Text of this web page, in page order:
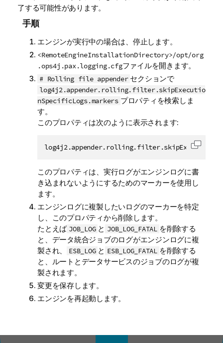
了する可能性があります。
手順
エンジンが実行中の場合は、停止します。
<RemoteEngineInstallationDirectory>/opt/org
.ops4j.pax.logging.cfgファイルを開きます。
# Rolling file appender セクションで
log4j2.appender.rolling.filter.skipExecutio
nSpecificLogs.markers プロパティを検索しま
す。
このプロパティは次のように表示されます:
コード
このプロパティは、実行ログがエンジンログに書
き込まれないようにするためのマーカーを使用し
ます。
エンジンログに複製したいログのマーカーを特定
し、このプロパティから削除します。
たとえば JOB_LOG と JOB_LOG_FATAL を削除する
と、データ統合ジョブのログがエンジンログに複
製され、
ESB_LOG と ESB_LOG_FATAL を削除する
と、ルートとデータサービスのジョブのログが複
製されます。
変更を保存します。
エンジンを再起動します。